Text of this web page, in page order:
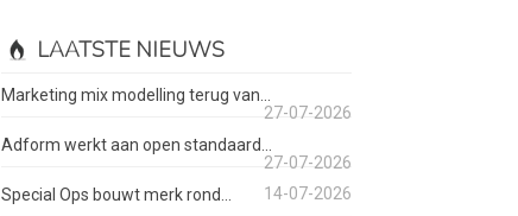
LAATSTE NIEUWS
Marketing mix modelling terug van...
27-07-2026
Adform werkt aan open standaard...
27-07-2026
Special Ops bouwt merk rond...
14-07-2026